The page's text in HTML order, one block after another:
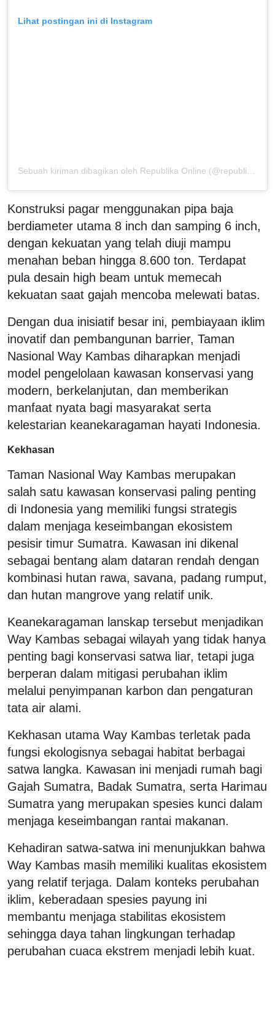
Lihat postingan ini di Instagram
Sebuah kiriman dibagikan oleh Republika Online (@republikaonline)
Konstruksi pagar menggunakan pipa baja
berdiameter utama 8 inch dan samping 6 inch,
dengan kekuatan yang telah diuji mampu
menahan beban hingga 8.600 ton. Terdapat
pula desain high beam untuk memecah
kekuatan saat gajah mencoba melewati batas.
Dengan dua inisiatif besar ini, pembiayaan iklim
inovatif dan pembangunan barrier, Taman
Nasional Way Kambas diharapkan menjadi
model pengelolaan kawasan konservasi yang
modern, berkelanjutan, dan memberikan
manfaat nyata bagi masyarakat serta
kelestarian keanekaragaman hayati Indonesia.
Kekhasan
Taman Nasional Way Kambas merupakan
salah satu kawasan konservasi paling penting
di Indonesia yang memiliki fungsi strategis
dalam menjaga keseimbangan ekosistem
pesisir timur Sumatra. Kawasan ini dikenal
sebagai bentang alam dataran rendah dengan
kombinasi hutan rawa, savana, padang rumput,
dan hutan mangrove yang relatif unik.
Keanekaragaman lanskap tersebut menjadikan
Way Kambas sebagai wilayah yang tidak hanya
penting bagi konservasi satwa liar, tetapi juga
berperan dalam mitigasi perubahan iklim
melalui penyimpanan karbon dan pengaturan
tata air alami.
Kekhasan utama Way Kambas terletak pada
fungsi ekologisnya sebagai habitat berbagai
satwa langka. Kawasan ini menjadi rumah bagi
Gajah Sumatra, Badak Sumatra, serta Harimau
Sumatra yang merupakan spesies kunci dalam
menjaga keseimbangan rantai makanan.
Kehadiran satwa-satwa ini menunjukkan bahwa
Way Kambas masih memiliki kualitas ekosistem
yang relatif terjaga. Dalam konteks perubahan
iklim, keberadaan spesies payung ini
membantu menjaga stabilitas ekosistem
sehingga daya tahan lingkungan terhadap
perubahan cuaca ekstrem menjadi lebih kuat.